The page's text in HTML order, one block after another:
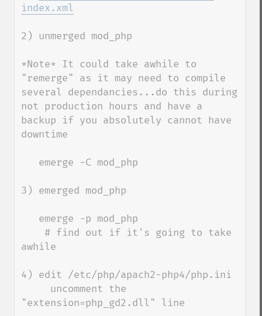
index.xml
2) unmerged mod_php
*Note* It could take awhile to
"remerge" as it may need to compile
several dependancies...do this during
not production hours and have a
backup if you absolutely cannot have
downtime
3) emerged mod_php
awhile
4) edit /etc/php/apach2-php4/php.ini
"extension=php_gd2.dll" line